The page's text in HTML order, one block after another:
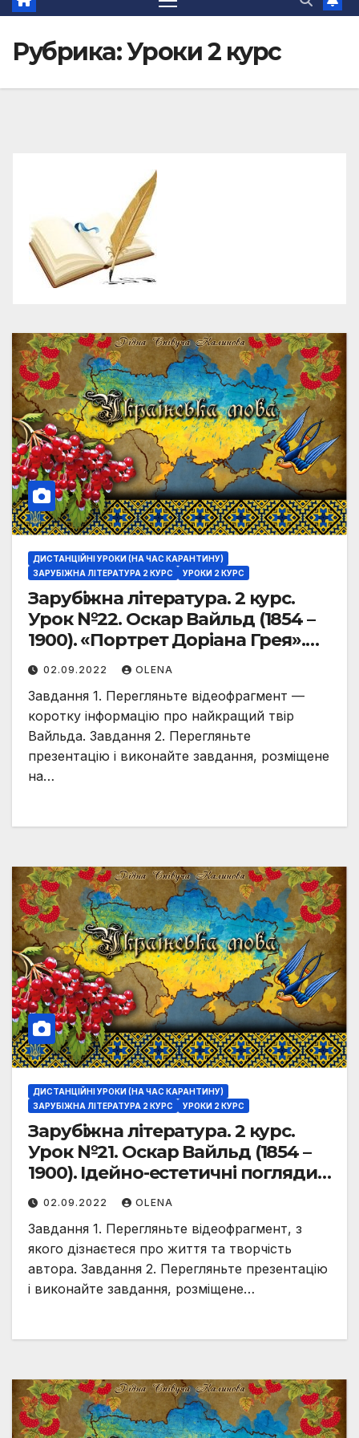
Рубрика:Уроки 2 курс
ДИСТАНЦІЙНІ УРОКИ (НА ЧАС КАРАНТИНУ)
ЗАРУБІЖНА ЛІТЕРАТУРА 2 КУРС
УРОКИ 2 КУРС
Зарубіжна література. 2 курс.
Урок №22. Оскар Вайльд (1854 –
1900). «Портрет Доріана Грея».
Проблема краси й моралі в
романі «Портрет Доріана Грея».
Система образів. Еволюція
головного героя. Роль
фантастики у творі. Символіка.
02.09.2022 OLENA
Завдання 1. Перегляньте відеофрагмент —
коротку інформацію про найкращий твір
Вайльда. Завдання 2. Перегляньте
презентацію і виконайте завдання, розміщене
на…
ДИСТАНЦІЙНІ УРОКИ (НА ЧАС КАРАНТИНУ)
ЗАРУБІЖНА ЛІТЕРАТУРА 2 КУРС
УРОКИ 2 КУРС
Зарубіжна література. 2 курс.
Урок №21. Оскар Вайльд (1854 –
1900). Ідейно-естетичні погляди і
творчий шлях митця. Традиції і
новаторство О. Вайльда в жанрі
роману.
02.09.2022 OLENA
Завдання 1. Перегляньте відеофрагмент, з
якого дізнаєтеся про життя та творчість
автора. Завдання 2. Перегляньте презентацію
і виконайте завдання, розміщене…